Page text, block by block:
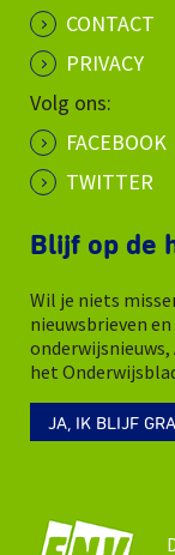
CONTACT
PRIVACY
Volg ons:
FACEBOOK
TWITTER
Blijf op de
Wil je niets
nieuwsbrieven
het
JA, IK BLIJF